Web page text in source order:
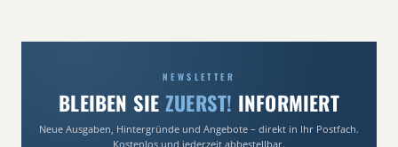
NEWSLETTER
BLEIBEN SIE ZUERST! INFORMIERT
Neue Ausgaben, Hintergründe und Angebote – direkt in Ihr Postfach.
Kostenlos und jederzeit abbestellbar.